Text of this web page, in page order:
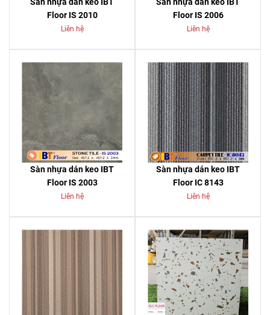
Floor IS 2010
Liên hệ
Floor IS 2006
Liên hệ
Sàn nhựa dán keo IBT
Floor IS 2003
Liên hệ
Sàn nhựa dán keo IBT
Floor IC 8143
Liên hệ